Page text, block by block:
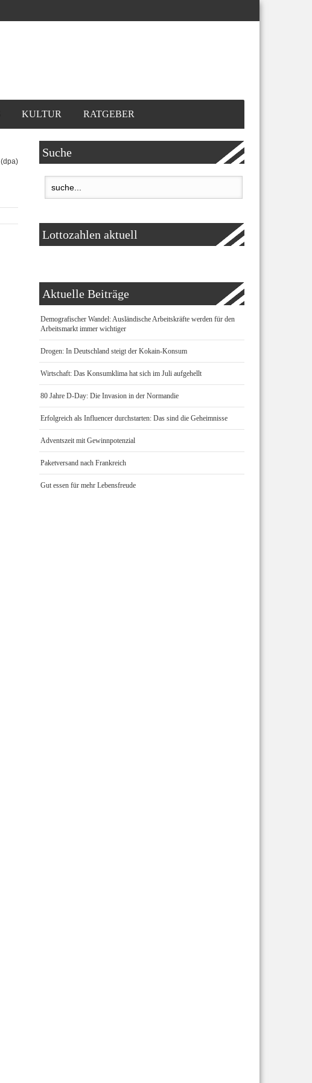
KULTUR RATGEBER
(dpa)
Suche
Lottozahlen aktuell
Aktuelle Beiträge
Demografischer Wandel: Ausländische Arbeitskräfte werden für den
Arbeitsmarkt immer wichtiger
Drogen: In Deutschland steigt der Kokain-Konsum
Wirtschaft: Das Konsumklima hat sich im Juli aufgehellt
80 Jahre D-Day: Die Invasion in der Normandie
Erfolgreich als Influencer durchstarten: Das sind die Geheimnisse
Adventszeit mit Gewinnpotenzial
Paketversand nach Frankreich
Gut essen für mehr Lebensfreude